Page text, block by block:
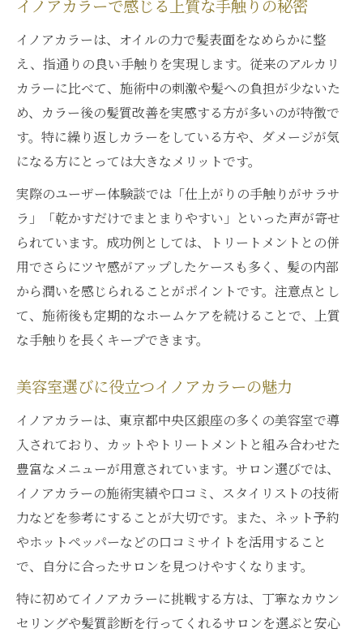
イノアカラーで感じる上質な手触りの秘密
イノアカラーは、オイルの力で髪表面をなめらかに整
え、指通りの良い手触りを実現します。従来のアルカリ
カラーに比べて、施術中の刺激や髪への負担が少ないた
め、カラー後の髪質改善を実感する方が多いのが特徴で
す。特に繰り返しカラーをしている方や、ダメージが気
になる方にとっては大きなメリットです。
実際のユーザー体験談では「仕上がりの手触りがサラサ
ラ」「乾かすだけでまとまりやすい」といった声が寄せ
られています。成功例としては、トリートメントとの併
用でさらにツヤ感がアップしたケースも多く、髪の内部
から潤いを感じられることがポイントです。注意点とし
て、施術後も定期的なホームケアを続けることで、上質
な手触りを長くキープできます。
美容室選びに役立つイノアカラーの魅力
イノアカラーは、東京都中央区銀座の多くの美容室で導
入されており、カットやトリートメントと組み合わせた
豊富なメニューが用意されています。サロン選びでは、
イノアカラーの施術実績や口コミ、スタイリストの技術
力などを参考にすることが大切です。また、ネット予約
やホットペッパーなどの口コミサイトを活用すること
で、自分に合ったサロンを見つけやすくなります。
特に初めてイノアカラーに挑戦する方は、丁寧なカウン
セリングや髪質診断を行ってくれるサロンを選ぶと安心